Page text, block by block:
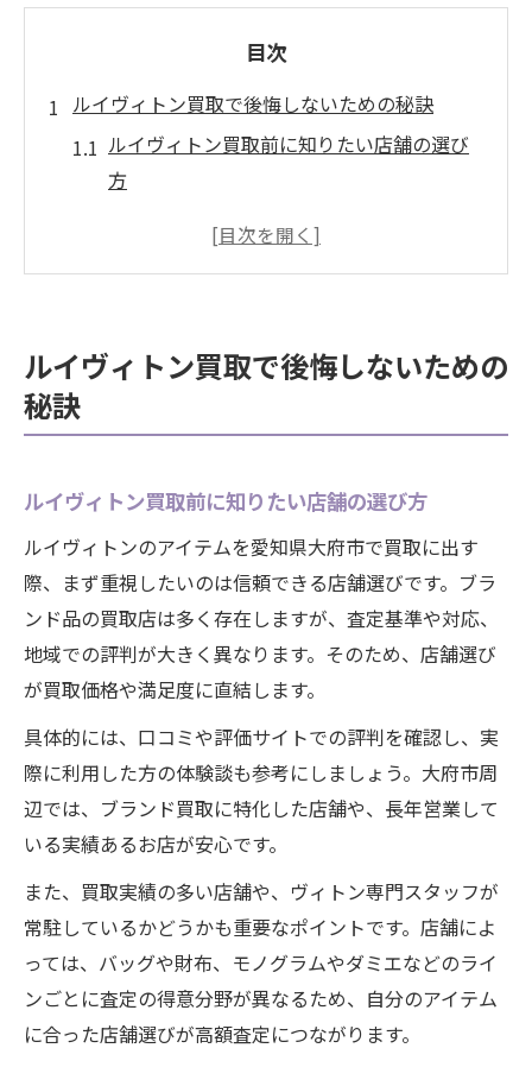
目次
ルイヴィトン買取で後悔しないための秘訣
ルイヴィトン買取前に知りたい店舗の選び
方
人気ルイヴィトンを納得価格で売る心得
人気ブランドルイヴィトンを高く売るコツ
人気ルイヴィトンバッグの査定アップ術
愛知県大府市で選ぶべき買取サービスとは
ルイヴィトン高価買取に向けた事前準備
人気モデルのルイヴィトンが評価される理
由
愛知県大府市で選びたい買取方法のポイント
ルイヴィトン買取で比較すべきサービスの
特徴
大府市で使えるルイヴィトン買取の選択肢
店舗買取と宅配買取のメリット・デメリッ
ト
ルイヴィトン買取時の安全性と手軽さを両
立
おすすめの買取方法とそのチェックポイン
ト
ルイヴィトン買取で後悔しないための
秘訣
ルイヴィトン買取前に知りたい店舗の選び方
ルイヴィトンのアイテムを愛知県大府市で買取に出す
際、まず重視したいのは信頼できる店舗選びです。ブラ
ンド品の買取店は多く存在しますが、査定基準や対応、
地域での評判が大きく異なります。そのため、店舗選び
が買取価格や満足度に直結します。
具体的には、口コミや評価サイトでの評判を確認し、実
際に利用した方の体験談も参考にしましょう。大府市周
辺では、ブランド買取に特化した店舗や、長年営業して
いる実績あるお店が安心です。
また、買取実績の多い店舗や、ヴィトン専門スタッフが
常駐しているかどうかも重要なポイントです。店舗によ
っては、バッグや財布、モノグラムやダミエなどのライ
ンごとに査定の得意分野が異なるため、自分のアイテム
に合った店舗選びが高額査定につながります。